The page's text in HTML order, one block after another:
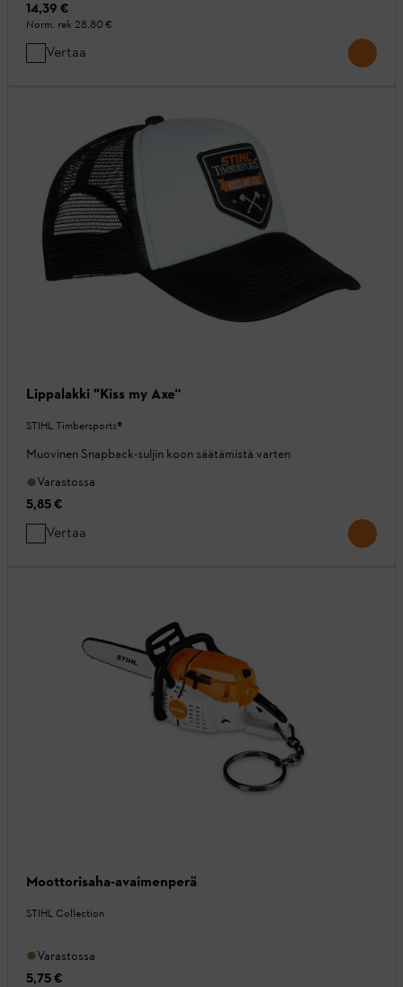
14,39 €
Norm. rek 28,80 €
Vertaa
Lippalakki "Kiss my Axe“
STIHL Timbersports®
Muovinen Snapback-suljin koon säätämistä varten
Varastossa
5,85 €
Vertaa
Moottorisaha-avaimenperä
STIHL Collection
Varastossa
5,75 €